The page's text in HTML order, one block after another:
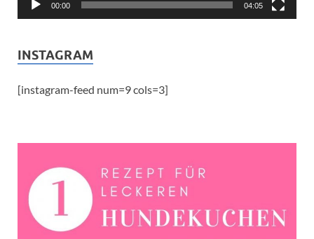
00:00 04:05
INSTAGRAM
[instagram-feed num=9 cols=3]